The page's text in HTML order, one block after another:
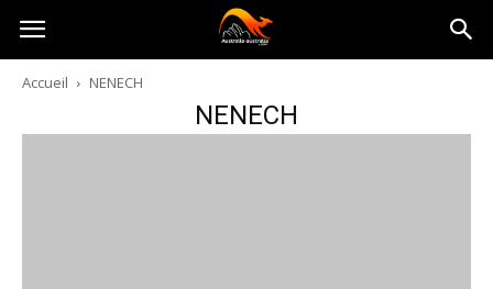
Australia-
australie.com
Accueil NENECH
NENECH